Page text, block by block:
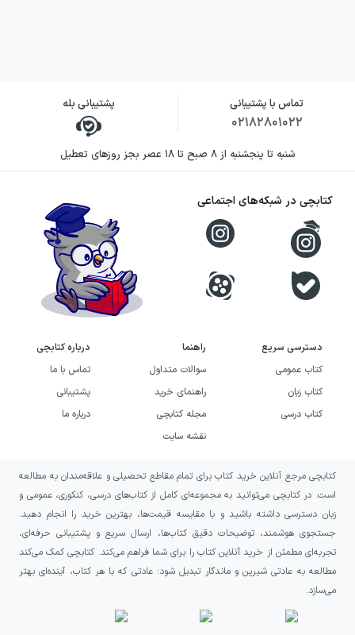
تماس با پشتیبانی
۰۲۱۸۲۸۰۱۰۲۲
پشتیبانی بله
شنبه تا پنجشنبه از ۸ صبح تا ۱۸ عصر بجز روزهای تعطیل
دسترسی سریع
کتاب عمومی
کتاب زبان
کتاب درسی
راهنما
سوالات متداول
راهنمای خرید
مجله کتابچی
نقشه سایت
درباره کتابچی
تماس با ما
پشتیبانی
درباره ما
کتابچی در شبکه‌های اجتماعی
کتابچی مرجع آنلاین خرید کتاب برای تمام مقاطع تحصیلی و علاقه‌مندان به مطالعه
است. در کتابچی می‌توانید به مجموعه‌ای کامل از کتاب‌های درسی، کنکوری، عمومی و
زبان دسترسی داشته باشید و با مقایسه قیمت‌ها، بهترین خرید را انجام دهید.
جستجوی هوشمند، توضیحات دقیق کتاب‌ها، ارسال سریع و پشتیبانی حرفه‌ای،
تجربه‌ای مطمئن از خرید آنلاین کتاب را برای شما فراهم می‌کند. کتابچی کمک می‌کند
مطالعه به عادتی شیرین و ماندگار تبدیل شود؛ عادتی که با هر کتاب، آینده‌ای بهتر
می‌سازد.